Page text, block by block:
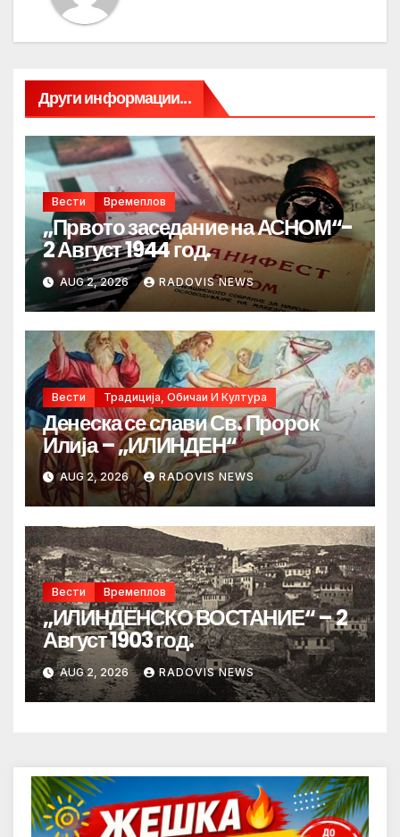
Други информации...
Вести Времеплов
„Првото заседание на АСНОМ“-
2 Август 1944 год.
AUG 2, 2026 RADOVIS NEWS
Вести Традиција, Обичаи И Култура
Денеска се слави Св. Пророк
Илија – „ИЛИНДЕН“
AUG 2, 2026 RADOVIS NEWS
Вести Времеплов
„ИЛИНДЕНСКО ВОСТАНИЕ“ – 2
Август 1903 год.
AUG 2, 2026 RADOVIS NEWS